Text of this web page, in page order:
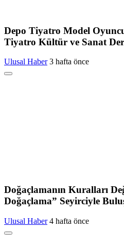
Depo Tiyatro Model
Tiyatro Kültür ve Sanat
Ulusal Haber 3 hafta önce
Doğaçlamanın Kuralları
Doğaçlama” Seyirciyle
Ulusal Haber 4 hafta önce